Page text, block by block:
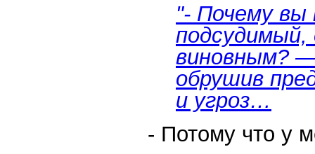
"- Почему вы
подсудимый,
виновным? —
обрушив
и угроз…
- Потому что у